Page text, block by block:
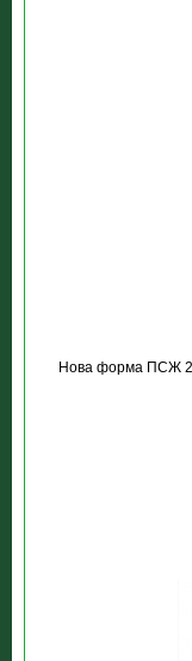
Нова форма ПСЖ